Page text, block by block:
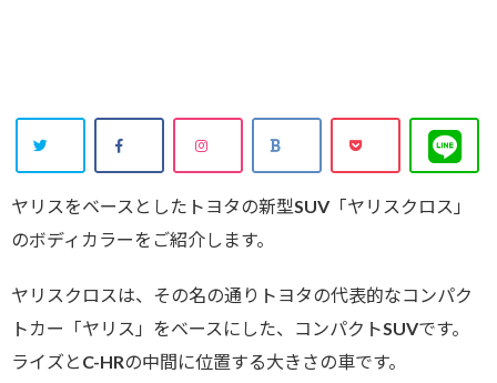
ヤリスをベースとしたトヨタの新型SUV「ヤリスクロス」
のボディカラーをご紹介します。
ヤリスクロスは、その名の通りトヨタの代表的なコンパク
トカー「ヤリス」をベースにした、コンパクトSUVです。
ライズとC-HRの中間に位置する大きさの車です。